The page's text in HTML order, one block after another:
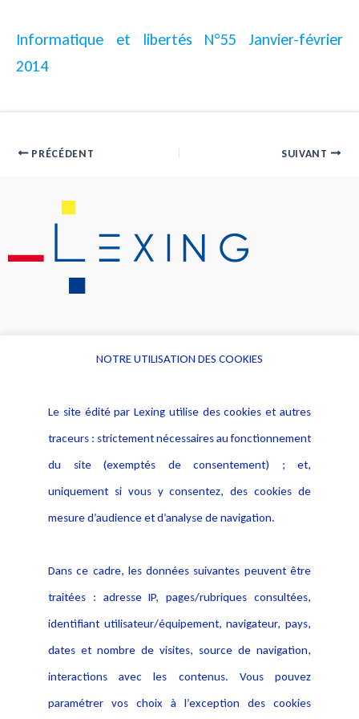
Informatique et libertés N°55 Janvier-février
2014
PRÉCÉDENT SUIVANT
Alerte professionnelle
Déclaration d'accessibilité
Notice Légale
Politique de protection des
données
Publications
NOTRE UTILISATION DES COOKIES
Le site édité par Lexing utilise des cookies et autres
traceurs : strictement nécessaires au fonctionnement
du site (exemptés de consentement) ; et,
uniquement si vous y consentez, des cookies de
mesure d’audience et d’analyse de navigation.
Dans ce cadre, les données suivantes peuvent être
traitées : adresse IP, pages/rubriques consultées,
identifiant utilisateur/équipement, navigateur, pays,
dates et nombre de visites, source de navigation,
interactions avec les contenus. Vous pouvez
paramétrer vos choix à l’exception des cookies